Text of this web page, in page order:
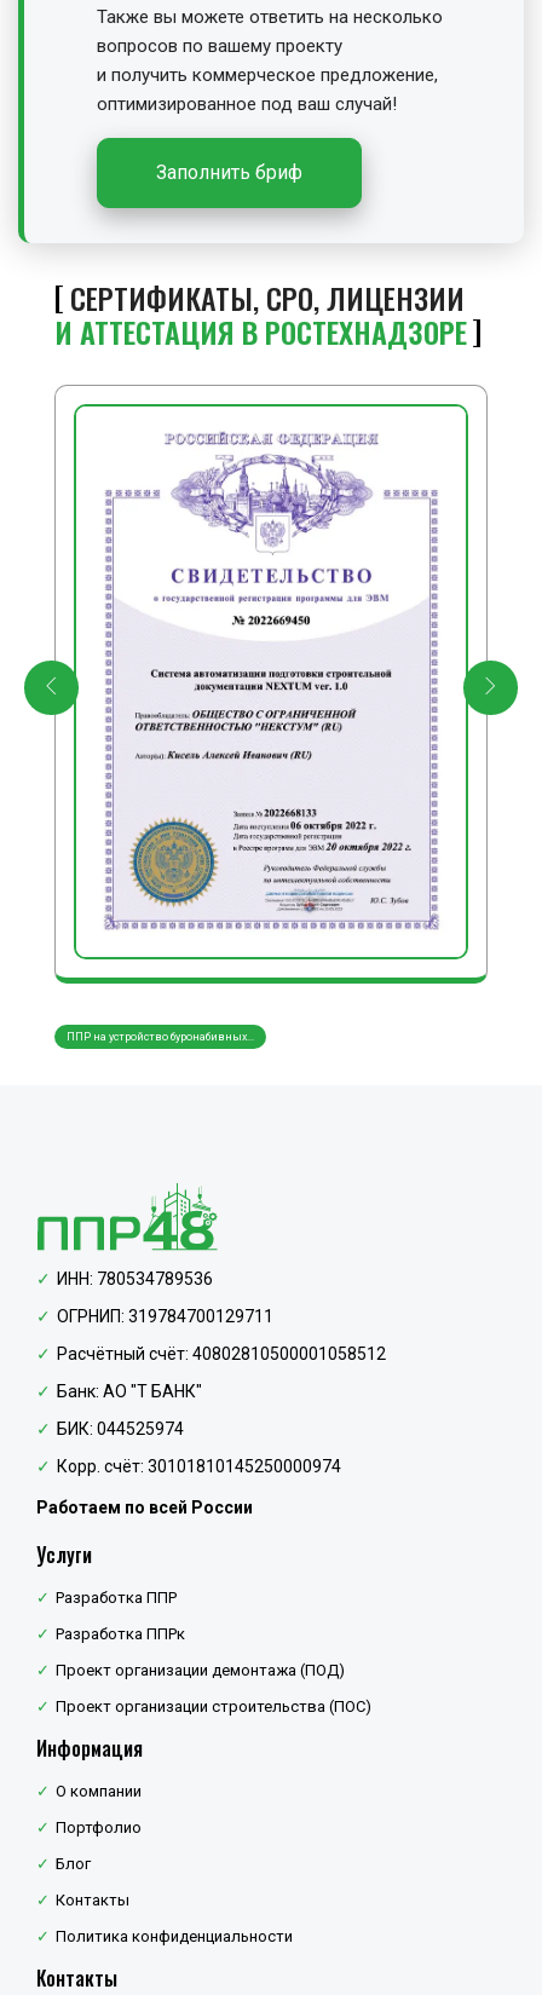
Также вы можете ответить на несколько
вопросов по вашему проекту
и получить коммерческое предложение,
оптимизированное под ваш случай!
Заполнить бриф
СЕРТИФИКАТЫ, СРО, ЛИЦЕНЗИИ
И АТТЕСТАЦИЯ В РОСТЕХНАДЗОРЕ
Создание схем складирования ма...
ИНН: 780534789536
ОГРНИП: 319784700129711
Расчётный счёт: 40802810500001058512
Банк: АО "Т БАНК"
БИК: 044525974
Корр. счёт: 30101810145250000974
Работаем по всей России
Услуги
Разработка ППР
Разработка ППРк
Проект организации демонтажа (ПОД)
Проект организации строительства (ПОС)
Информация
О компании
Портфолио
Блог
Контакты
Политика конфиденциальности
Контакты